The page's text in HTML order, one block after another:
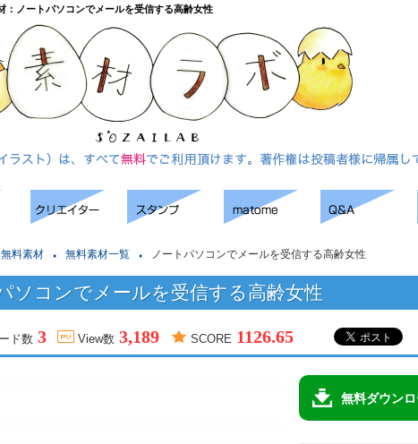
：ノートパソコンでメールを受信する高齢女性
無料素材 無料素材一覧 ノートパソコンでメールを受信する高齢女性
ソコンでメールを受信する高齢女性
ド数 3 View数 3,189 SCORE 1126.65
無料ダウンロ